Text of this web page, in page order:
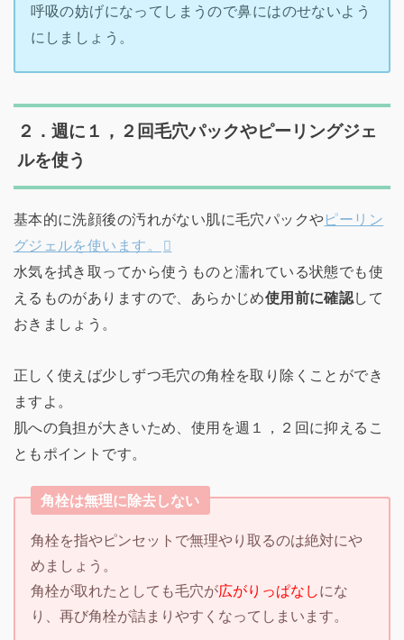
呼吸の妨げになってしまうので鼻にはのせないよう
にしましょう。
２．週に１，２回毛穴パックやピーリングジェ
ルを使う
基本的に洗顔後の汚れがない肌に毛穴パックやピーリン
グジェルを使います。
水気を拭き取ってから使うものと濡れている状態でも使
えるものがありますので、あらかじめ使用前に確認して
おきましょう。
正しく使えば少しずつ毛穴の角栓を取り除くことができ
ますよ。
肌への負担が大きいため、使用を週１，２回に抑えるこ
ともポイントです。
角栓は無理に除去しない
角栓を指やピンセットで無理やり取るのは絶対にや
めましょう。
角栓が取れたとしても毛穴が広がりっぱなしにな
り、再び角栓が詰まりやすくなってしまいます。